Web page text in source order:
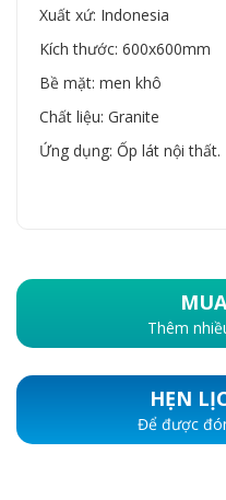
Xuất xứ: Indonesia
Kích thước: 600x600mm
Bề mặt: men khô
Chất liệu: Granite
Ứng dụng: Ốp lát nội thất.
Thêm
HẸN
Để được